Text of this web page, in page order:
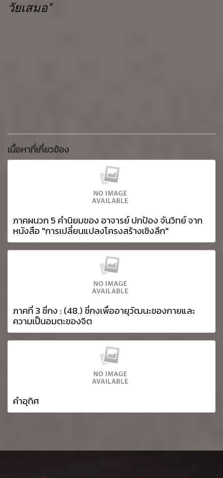
วัยเสมอ"
เนื้อหาที่เกี่ยวข้อง
ภาคผนวก 5 คำนิยมของ อาจารย์ ปกป้อง จันวิทย์ จาก
หนังสือ "การเปลี่ยนแปลงโครงสร้างเชิงลึก"
ภาคที่ 3 ชี่กง : (48.) ชี่กงเพื่ออายุวัฒนะของกายและ
ความเป็นอมตะของจิต
คำอุทิศ